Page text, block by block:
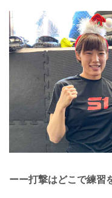
ーー打撃はどこで練習